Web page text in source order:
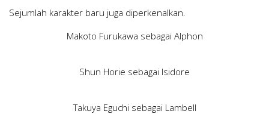
Sejumlah karakter baru juga diperkenalkan.
Makoto Furukawa sebagai Alphon
Shun Horie sebagai Isidore
Takuya Eguchi sebagai Lambell